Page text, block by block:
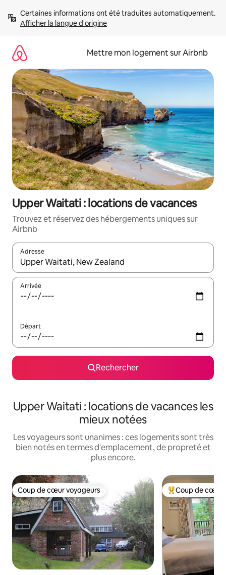
directement
Afficher la langue d'origine
Mettre mon logement sur Airbnb
Upper Waitati : locations de vacances
Trouvez et réservez des hébergements uniques sur
Airbnb
Adresse
Lorsque les résultats s'affichent, utilisez les flèches vers le
Arrivée
Départ
Rechercher
Upper Waitati : locations de vacances les
mieux notées
Les voyageurs sont unanimes : ces logements sont très
bien notés en termes d'emplacement, de propreté et
plus encore.
Coup de cœur voyageurs
Coup de cœur voyageurs Coups de cœur
Coup de cœur